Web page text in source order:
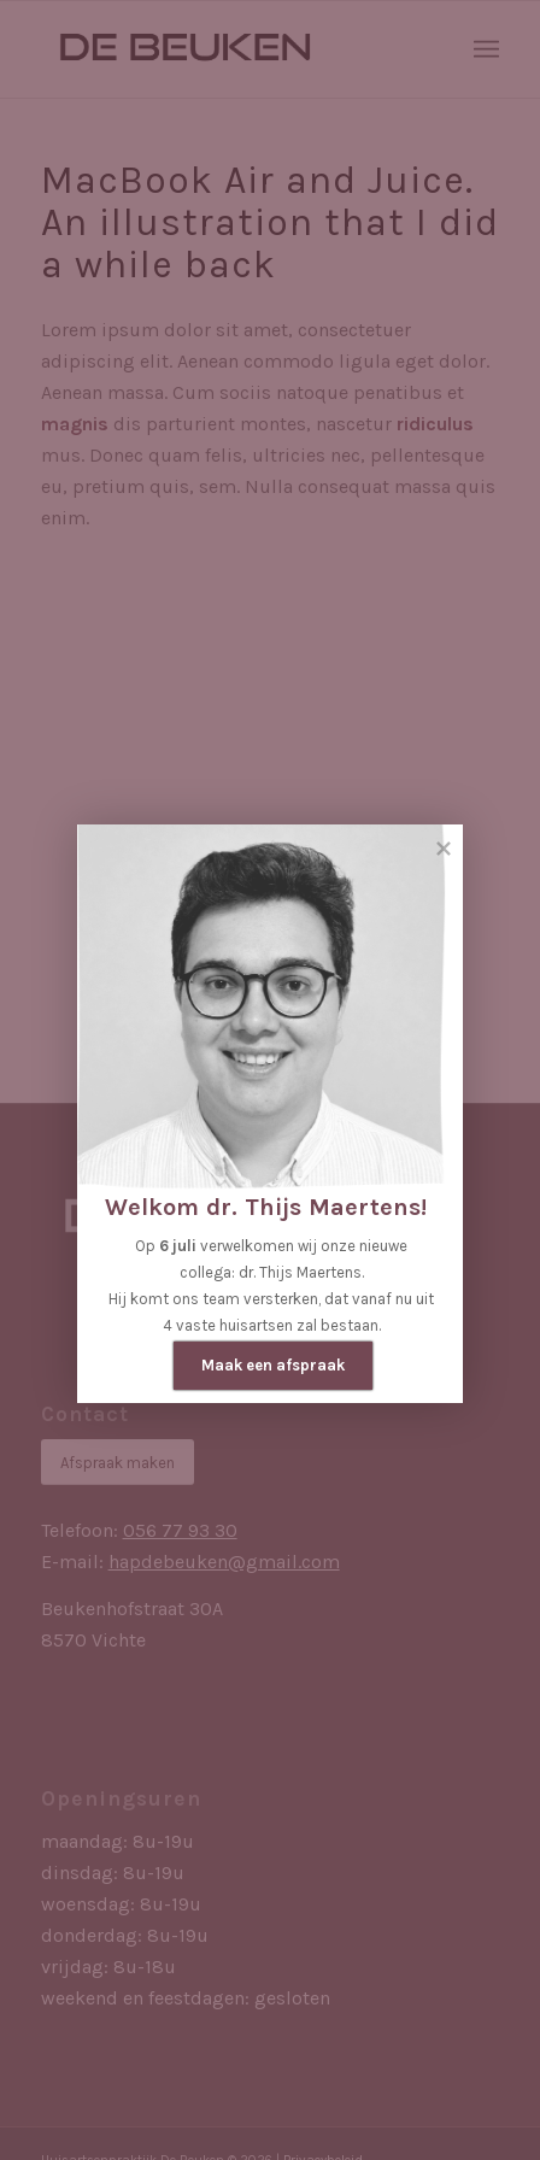
MacBook Air and Juice.
An illustration that I did
a while back
Lorem ipsum dolor sit amet, consectetuer
adipiscing elit. Aenean commodo ligula eget dolor.
Aenean massa. Cum sociis natoque penatibus et
magnis dis parturient montes, nascetur ridiculus
mus. Donec quam felis, ultricies nec, pellentesque
eu, pretium quis, sem. Nulla consequat massa quis
enim.
Contact
Afspraak maken
Telefoon: 056 77 93 30
E-mail: hapdebeuken@gmail.com
Beukenhofstraat 30A
8570 Vichte
maandag: 8u-19u
dinsdag: 8u-19u
woensdag: 8u-19u
donderdag: 8u-19u
vrijdag: 8u-18u
weekend en feestdagen: gesloten
Welkom dr. Thijs Maertens!
Op 6 juliverwelkomen wij onze nieuwe
collega: dr. Thijs Maertens.
Hij komt ons team versterken, dat vanaf nu uit
4 vaste huisartsen zal bestaan.
Maak een afspraak